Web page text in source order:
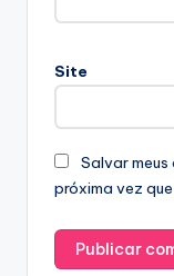
Site
Salvar
próxima vez